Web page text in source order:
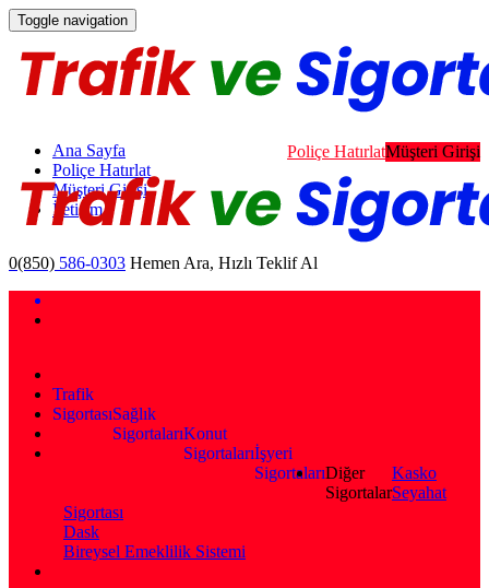
Toggle navigation
Ana Sayfa
Poliçe Hatırlat
Müşteri Girişi
İletişim
Müşteri Girişi
Poliçe Hatırlat
0(850) 586-0303 Hemen Ara, Hızlı Teklif Al
Trafik
SigortasıSağlık
SigortalarıKonut
Sigortalarıİşyeri
SigortalarıDiğer
Sigortalar
Kasko
Seyahat
Sigortası
Dask
Bireysel Emeklilik Sistemi